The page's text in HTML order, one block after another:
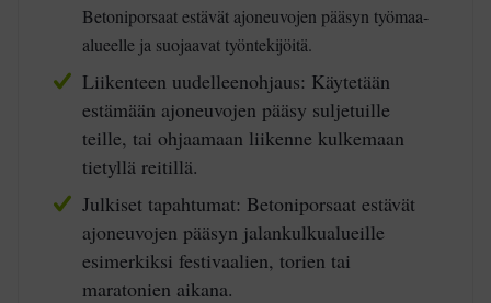
Betoniporsaat estävät ajoneuvojen pääsyn työmaa-
alueelle ja suojaavat työntekijöitä.
Liikenteen uudelleenohjaus: Käytetään
estämään ajoneuvojen pääsy suljetuille
teille, tai ohjaamaan liikenne kulkemaan
tietyllä reitillä.
Julkiset tapahtumat: Betoniporsaat estävät
ajoneuvojen pääsyn jalankulkualueille
esimerkiksi festivaalien, torien tai
maratonien aikana.